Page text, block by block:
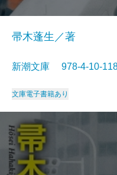
帚木蓬生／著
新潮文庫 978-4-10-
文庫電子書籍あり